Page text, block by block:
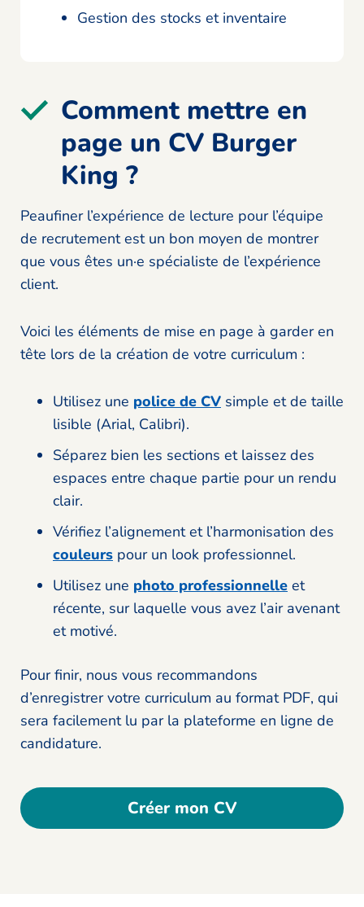
Gestion des stocks et inventaire
Comment mettre en
page un CV Burger
King ?
Peaufiner l’expérience de lecture pour l’équipe
de recrutement est un bon moyen de montrer
que vous êtes un·e spécialiste de l’expérience
client.
Voici les éléments de mise en page à garder en
tête lors de la création de votre curriculum :
Utilisez une police de CV simple et de taille
lisible (Arial, Calibri).
Séparez bien les sections et laissez des
espaces entre chaque partie pour un rendu
clair.
Vérifiez l’alignement et l’harmonisation des
couleurs pour un look professionnel.
Utilisez une photo professionnelle et
récente, sur laquelle vous avez l’air avenant
et motivé.
Pour finir, nous vous recommandons
d’enregistrer votre curriculum au format PDF, qui
sera facilement lu par la plateforme en ligne de
candidature.
Créer mon CV